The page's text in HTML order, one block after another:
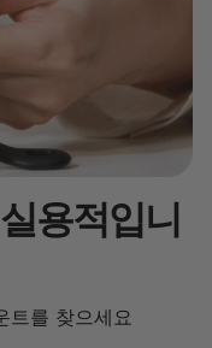
용적입니
트를 찾으세요